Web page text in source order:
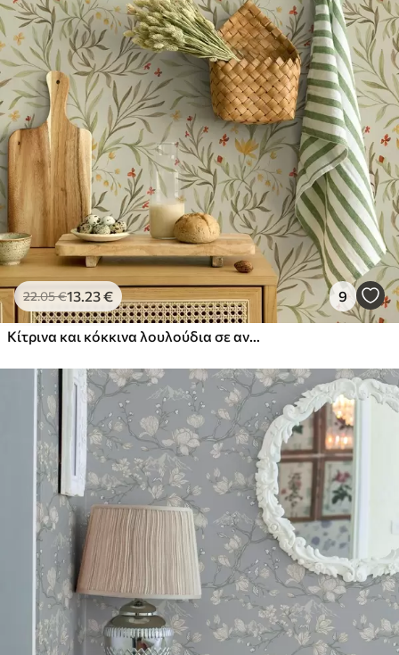
22.05€13.23€ 9
Κίτρινα και κόκκινα λουλούδια σε ανοιχτό πράσινο φόντο